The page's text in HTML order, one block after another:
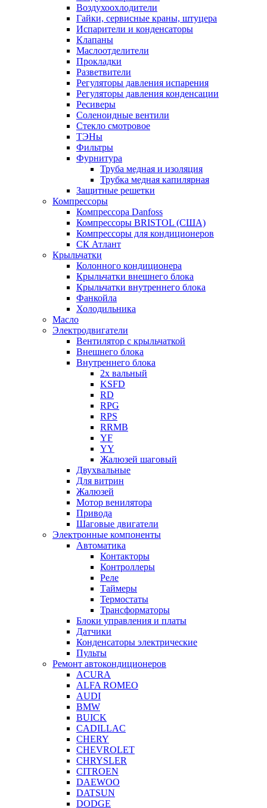
Воздухоохлодители
Гайки, сервисные краны, штуцера
Испарители и конденсаторы
Клапаны
Маслоотделители
Прокладки
Разветвители
Регуляторы давления испарения
Регуляторы давления конденсации
Ресиверы
Соленоидные вентили
Стекло смотровое
ТЭНы
Фильтры
Фурнитура
Труба медная и изоляция
Трубка медная капилярная
Защитные решетки
Компрессоры
Компрессора Danfoss
Компрессоры BRISTOL (США)
Компрессоры для кондиционеров
СК Атлант
Крыльчатки
Колонного кондиционера
Крыльчатки внешнего блока
Крыльчатки внутреннего блока
Фанкойла
Холодильника
Масло
Электродвигатели
Вентилятор с крыльчаткой
Внешнего блока
Внутреннего блока
2х вальный
KSFD
RD
RPG
RPS
RRMB
YF
YY
Жалюзей шаговый
Двухвальные
Для витрин
Жалюзей
Мотор венилятора
Привода
Шаговые двигатели
Электронные компоненты
Автоматика
Контакторы
Контроллеры
Реле
Таймеры
Термостаты
Трансформаторы
Блоки управления и платы
Датчики
Конденсаторы электрические
Пульты
Ремонт автокондиционеров
ACURA
ALFA ROMEO
AUDI
BMW
BUICK
CADILLAC
CHERY
CHEVROLET
CHRYSLER
CITROEN
DAEWOO
DATSUN
DODGE